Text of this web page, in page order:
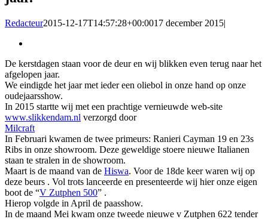
Redacteur2015-12-17T14:57:28+00:0017 december 2015|
afbeelding
De kerstdagen staan voor de deur en wij blikken even terug naar het
afgelopen jaar.
We eindigde het jaar met ieder een oliebol in onze hand op onze
oudejaarsshow.
In 2015 startte wij met een prachtige vernieuwde web-site
www.slikkendam.nl verzorgd door
Milcraft
In Februari kwamen de twee primeurs: Ranieri Cayman 19 en 23s
Ribs in onze showroom. Deze geweldige stoere nieuwe Italianen
staan te stralen in de showroom.
Maart is de maand van de Hiswa. Voor de 18de keer waren wij op
deze beurs . Vol trots lanceerde en presenteerde wij hier onze eigen
boot de “V Zutphen 500” .
Hierop volgde in April de paasshow.
In de maand Mei kwam onze tweede nieuwe v Zutphen 622 tender